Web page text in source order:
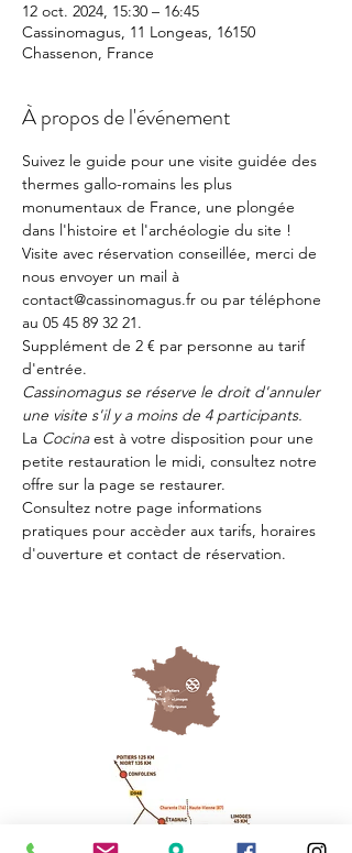
12 oct. 2024, 15:30 – 16:45
Cassinomagus, 11 Longeas, 16150
Chassenon, France
À propos de l'événement
Suivez le guide pour une visite guidée des
thermes gallo-romains les plus
monumentaux de France, une plongée
dans l'histoire et l'archéologie du site !
Visite avec réservation conseillée, merci de
nous envoyer un mail à
contact@cassinomagus.fr ou par téléphone
au 05 45 89 32 21.
Supplément de 2 € par personne au tarif
d'entrée.
Cassinomagus se réserve le droit d'annuler
une visite s'il y a moins de 4 participants.
La Cocina est à votre disposition pour une
petite restauration le midi, consultez notre
offre sur la page se restaurer.
Consultez notre page informations
pratiques pour accèder aux tarifs, horaires
d'ouverture et contact de réservation.